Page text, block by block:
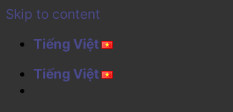
Skip to content
Tiếng Việt
Tiếng Việt